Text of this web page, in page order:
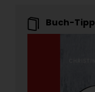
Buch-Tipp